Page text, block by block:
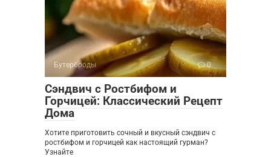
Бутерброды 0
Сэндвич с Ростбифом и
Горчицей: Классический Рецепт
Дома
Хотите приготовить сочный и вкусный сэндвич с
ростбифом и горчицей как настоящий гурман?
Узнайте